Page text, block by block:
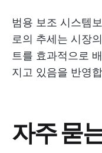
범용 보조 시스템
로의 추세는 시장
트를 효과적으로
지고 있음을 반영
자주 묻